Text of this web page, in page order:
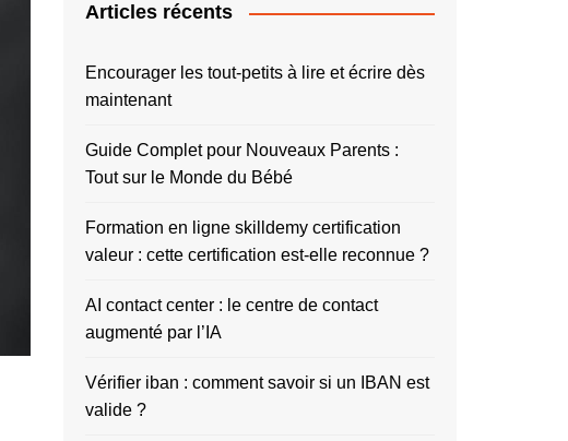
Articles récents
Encourager les tout-petits à lire et écrire dès
maintenant
Guide Complet pour Nouveaux Parents :
Tout sur le Monde du Bébé
Formation en ligne skilldemy certification
valeur : cette certification est-elle reconnue ?
AI contact center : le centre de contact
augmenté par l’IA
Vérifier iban : comment savoir si un IBAN est
valide ?